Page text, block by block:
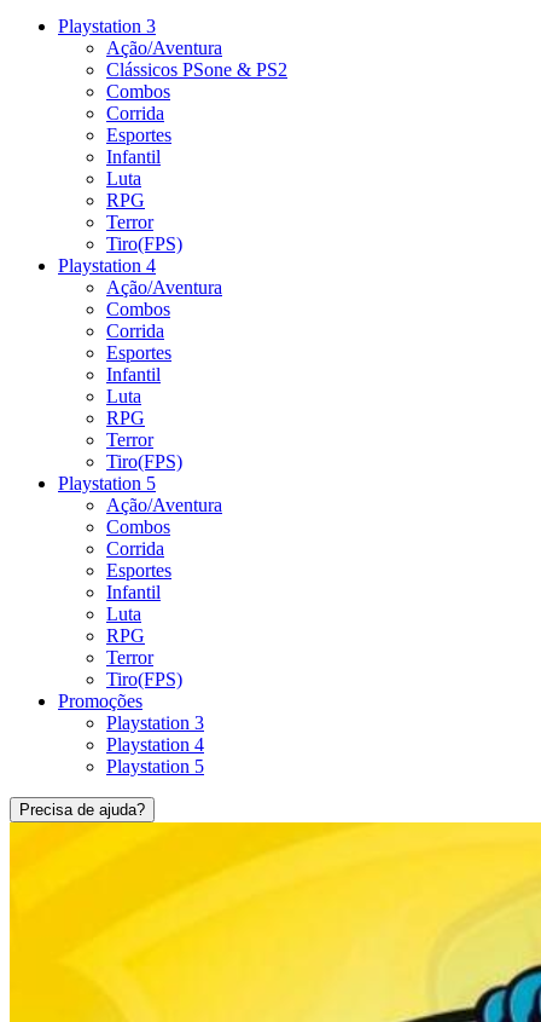
Playstation 3
Ação/Aventura
Clássicos PSone & PS2
Combos
Corrida
Esportes
Infantil
Luta
RPG
Terror
Tiro(FPS)
Playstation 4
Ação/Aventura
Combos
Corrida
Esportes
Infantil
Luta
RPG
Terror
Tiro(FPS)
Playstation 5
Ação/Aventura
Combos
Corrida
Esportes
Infantil
Luta
RPG
Terror
Tiro(FPS)
Promoções
Playstation 3
Playstation 4
Playstation 5
Precisa de ajuda?